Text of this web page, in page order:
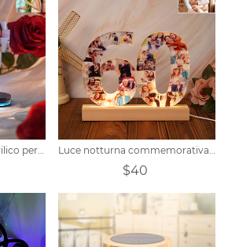
Insegna luminosa in acrilico personalizzata a forma di cuore Luce notturna commemorativa digitale con collage foto personalizzato
$40